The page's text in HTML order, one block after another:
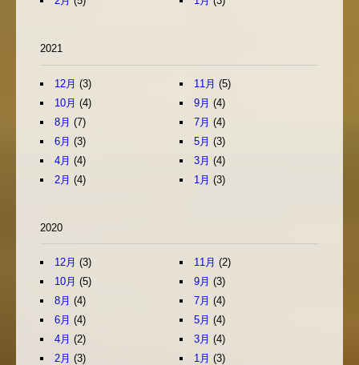
2021
12月 (3) 11月 (5)
10月 (4) 9月 (4)
8月 (7) 7月 (4)
6月 (3) 5月 (3)
4月 (4) 3月 (4)
2月 (4) 1月 (3)
2020
12月 (3) 11月 (2)
10月 (5) 9月 (3)
8月 (4) 7月 (4)
6月 (4) 5月 (4)
4月 (2) 3月 (4)
2月 (3) 1月 (3)